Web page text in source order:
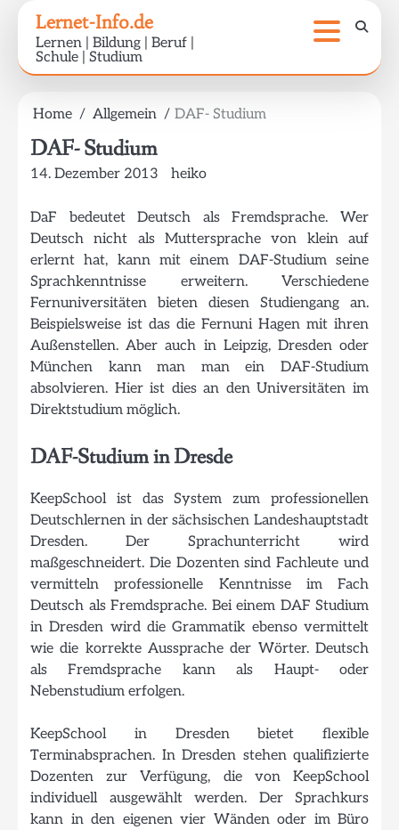
content
Lernet-Info.de
Lernen | Bildung | Beruf |
Schule | Studium
Home Allgemein DAF- Studium
DAF- Studium
14. Dezember 2013 heiko
DaF bedeutet Deutsch als Fremdsprache. Wer
Deutsch nicht als Muttersprache von klein auf
erlernt hat, kann mit einem DAF-Studium seine
Sprachkenntnisse erweitern. Verschiedene
Fernuniversitäten bieten diesen Studiengang an.
Beispielsweise ist das die Fernuni Hagen mit ihren
Außenstellen. Aber auch in Leipzig, Dresden oder
München kann man man ein DAF-Studium
absolvieren. Hier ist dies an den Universitäten im
Direktstudium möglich.
DAF-Studium in Dresde
KeepSchool ist das System zum professionellen
Deutschlernen in der sächsischen Landeshauptstadt
Dresden. Der Sprachunterricht wird
maßgeschneidert. Die Dozenten sind Fachleute und
vermitteln professionelle Kenntnisse im Fach
Deutsch als Fremdsprache. Bei einem DAF Studium
in Dresden wird die Grammatik ebenso vermittelt
wie die korrekte Aussprache der Wörter. Deutsch
als Fremdsprache kann als Haupt- oder
Nebenstudium erfolgen.
KeepSchool in Dresden bietet flexible
Terminabsprachen. In Dresden stehen qualifizierte
Dozenten zur Verfügung, die von KeepSchool
individuell ausgewählt werden. Der Sprachkurs
kann in den eigenen vier Wänden oder im Büro